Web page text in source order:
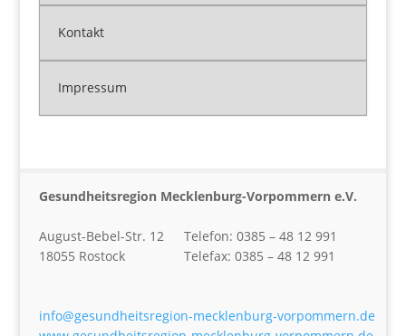
Kontakt
Impressum
Gesundheitsregion Mecklenburg-Vorpommern e.V.
August-Bebel-Str. 12
18055 Rostock
Telefon: 0385 – 48 12 991
Telefax: 0385 – 48 12 991
info@gesundheitsregion-mecklenburg-vorpommern.de